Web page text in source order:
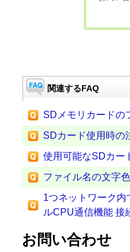
関連するFAQ
SDメモリカードの
SDカード使用時の
使用可能なSDカー
ファイル名の文字
1つネットワーク
ルCPU通信機能 接
お問い合わせ